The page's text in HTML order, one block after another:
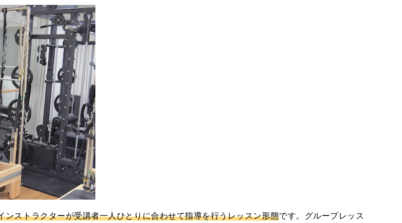
ンストラクターが受講者一人ひとりに合わせて指導を行うレッスン形態です。グループレッス